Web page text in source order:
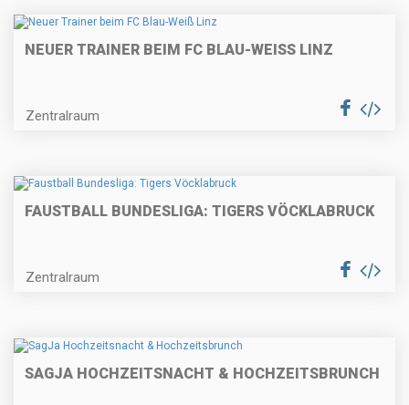
NEUER TRAINER BEIM FC BLAU-WEISS LINZ
Zentralraum
FAUSTBALL BUNDESLIGA: TIGERS VÖCKLABRUCK
Zentralraum
SAGJA HOCHZEITSNACHT & HOCHZEITSBRUNCH